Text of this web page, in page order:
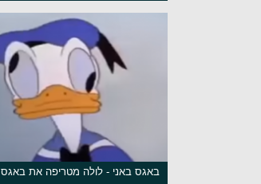
באגס באני - לולה מטריפה את באגס